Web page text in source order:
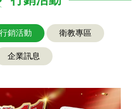
行銷活動 衛教專區
企業訊息